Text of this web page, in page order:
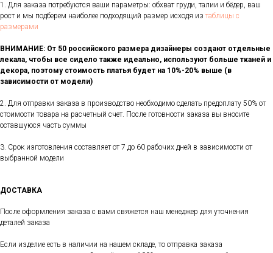
1. Для заказа потребуются ваши параметры: обхват груди, талии и бёдер, ваш
рост и мы подберем наиболее подходящий размер исходя из таблицы с
размерами
ВНИМАНИЕ: От 50 российского размера дизайнеры создают отдельные
лекала, чтобы все сидело также идеально, используют больше тканей и
декора, поэтому стоимость платья будет на 10%-20% выше (в
зависимости от модели)
2. Для отправки заказа в производство необходимо сделать предоплату 50% от
стоимости товара на расчетный счет. После готовности заказа вы вносите
оставшуюся часть суммы
3. Срок изготовления составляет от 7 до 60 рабочих дней в зависимости от
выбранной модели
ДОСТАВКА
После оформления заказа с вами свяжется наш менеджер для уточнения
деталей заказа
Если изделие есть в наличии на нашем складе, то отправка заказа